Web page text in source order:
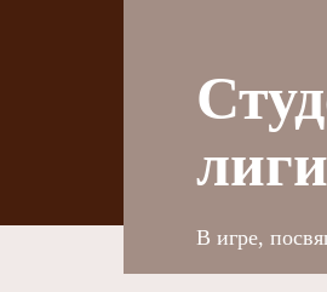
В игре,